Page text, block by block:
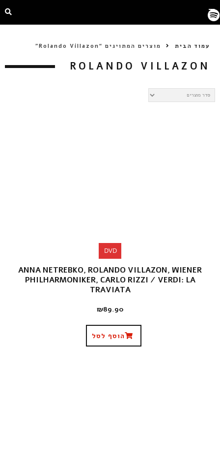
עמוד הבית מוצרים המתויגים “Rolando Villazon”
ROLANDO VILLAZON
DVD
ANNA NETREBKO, ROLANDO VILLAZON, WIENER
PHILHARMONIKER, CARLO RIZZI / VERDI: LA
TRAVIATA
₪89.90
הוסף לסל